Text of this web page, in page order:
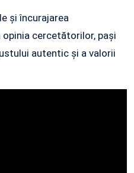
și încurajarea
cercetătorilor, pași
autentic și a valorii